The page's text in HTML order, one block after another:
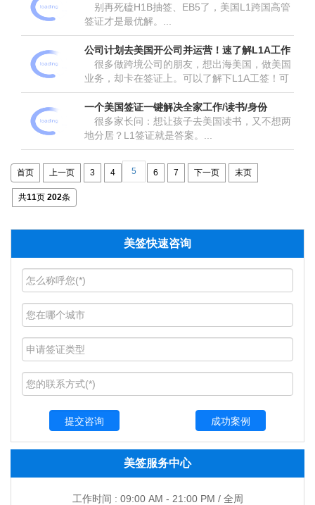
别再死磕H1B抽签、EB5了，美国L1跨国高管
签证​才是最优解。...
公司计划去美国开公司并运营！速了解L1A工作
很多做跨境公司的朋友，想出海美国，做美国
业务，却卡在签证上。可以了解下L1A工签！可
陪读、可工作，可续签7年，后期能转EB1C绿
卡。...
一个美国签证一键解决全家工作/读书/身份
很多家长问：想让孩子去美国读书，又不想两
地分居？L1签证就是答案。...
首页 上一页 3 4 5 6 7 下一页 末页
共11页 202条
美签快速咨询
成功案例
美签服务中心
工作时间 : 09:00 AM - 21:00 PM / 全周